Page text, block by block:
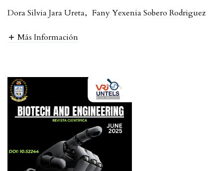
Dora Silvia Jara Ureta, Fany Yexenia Sobero Rodriguez
Más Información